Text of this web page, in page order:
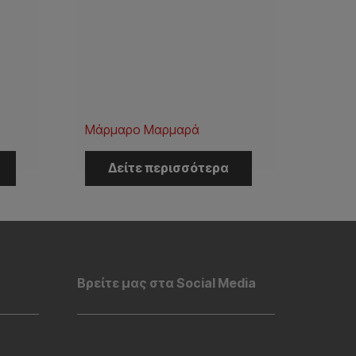
Μάρμαρο Μαρμαρά
Δείτε περισσότερα
Βρείτε μας στα Social Media